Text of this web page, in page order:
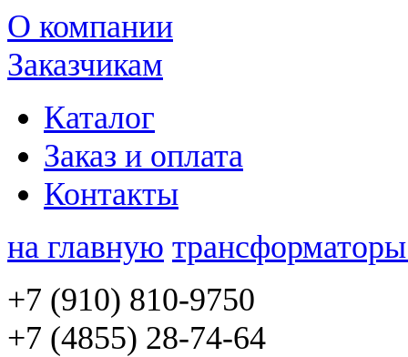
О компании
Заказчикам
Каталог
Заказ и оплата
Контакты
на главную
+7 (910) 810-9750
+7 (4855) 28-74-64